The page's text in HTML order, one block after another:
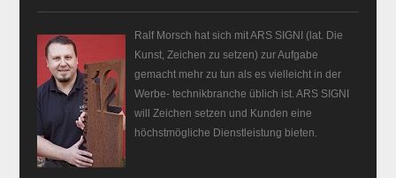
Ralf Morsch hat sich mit ARS SIGNI (lat. Die
Kunst, Zeichen zu setzen) zur Aufgabe
gemacht mehr zu tun als es vielleicht in der
Werbe- technikbranche üblich ist. ARS SIGNI
will Zeichen setzen und Kunden eine
höchstmögliche Dienstleistung bieten.